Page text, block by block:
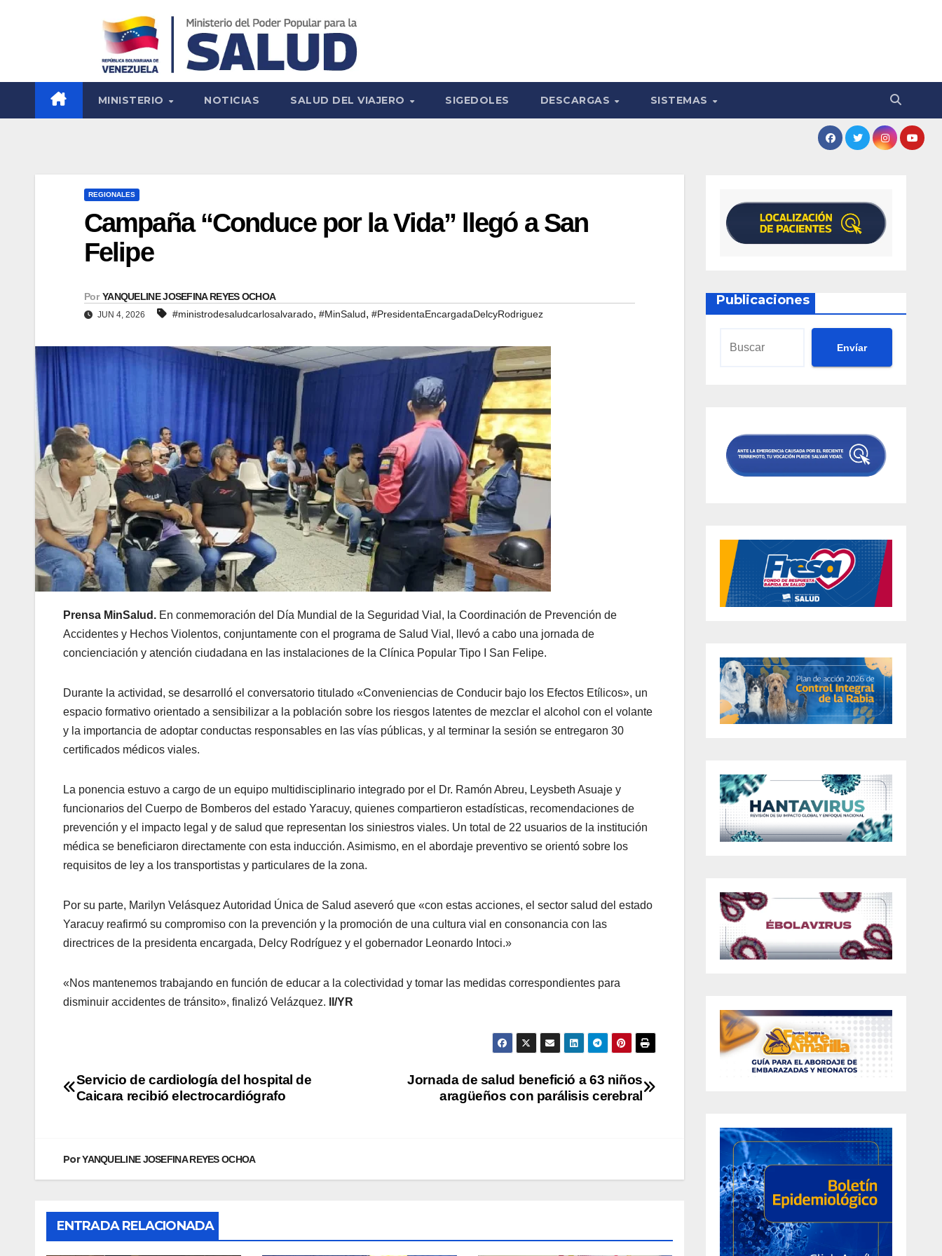
MINISTERIO NOTICIAS SALUD DEL VIAJERO SIGEDOLES DESCARGAS SISTEMAS
REGIONALES
Campaña “Conduce por la Vida” llegó a San
Felipe
Por YANQUELINE JOSEFINA REYES OCHOA
JUN 4, 2026 #ministrodesaludcarlosalvarado, #MinSalud, #PresidentaEncargadaDelcyRodriguez
Prensa MinSalud. En conmemoración del Día Mundial de la Seguridad Vial, la Coordinación de Prevención de
Accidentes y Hechos Violentos, conjuntamente con el programa de Salud Vial, llevó a cabo una jornada de
concienciación y atención ciudadana en las instalaciones de la Clínica Popular Tipo I San Felipe.
Durante la actividad, se desarrolló el conversatorio titulado «Conveniencias de Conducir bajo los Efectos Etílicos», un
espacio formativo orientado a sensibilizar a la población sobre los riesgos latentes de mezclar el alcohol con el volante
y la importancia de adoptar conductas responsables en las vías públicas, y al terminar la sesión se entregaron 30
certificados médicos viales.
La ponencia estuvo a cargo de un equipo multidisciplinario integrado por el Dr. Ramón Abreu, Leysbeth Asuaje y
funcionarios del Cuerpo de Bomberos del estado Yaracuy, quienes compartieron estadísticas, recomendaciones de
prevención y el impacto legal y de salud que representan los siniestros viales. Un total de 22 usuarios de la institución
médica se beneficiaron directamente con esta inducción. Asimismo, en el abordaje preventivo se orientó sobre los
requisitos de ley a los transportistas y particulares de la zona.
Por su parte, Marilyn Velásquez Autoridad Única de Salud aseveró que «con estas acciones, el sector salud del estado
Yaracuy reafirmó su compromiso con la prevención y la promoción de una cultura vial en consonancia con las
directrices de la presidenta encargada, Delcy Rodríguez y el gobernador Leonardo Intoci.»
«Nos mantenemos trabajando en función de educar a la colectividad y tomar las medidas correspondientes para
disminuir accidentes de tránsito», finalizó Velázquez.
ll/YR
Jornada de salud benefició a 63 niños
aragüeños con parálisis cerebral
Servicio de cardiología del hospital de
Caicara recibió electrocardiógrafo
PorYANQUELINE JOSEFINA REYES OCHOA
ENTRADA RELACIONADA
Publicaciones
Envíar